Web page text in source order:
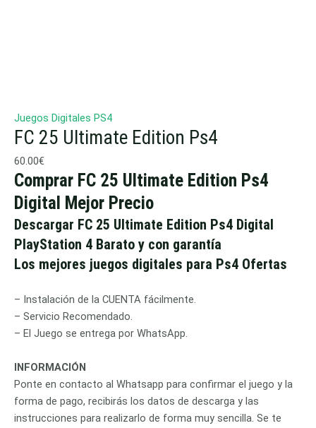
Juegos Digitales PS4
FC 25 Ultimate Edition Ps4
60.00€
Comprar FC 25 Ultimate Edition Ps4
Digital Mejor Precio
Descargar FC 25 Ultimate Edition Ps4 Digital
PlayStation 4 Barato y con garantía
Los mejores juegos digitales para Ps4 Ofertas
– Instalación de la CUENTA fácilmente.
– Servicio Recomendado.
– El Juego se entrega por WhatsApp.
INFORMACIÓN
Ponte en contacto al Whatsapp para confirmar el juego y la
forma de pago, recibirás los datos de descarga y las
instrucciones para realizarlo de forma muy sencilla. Se te